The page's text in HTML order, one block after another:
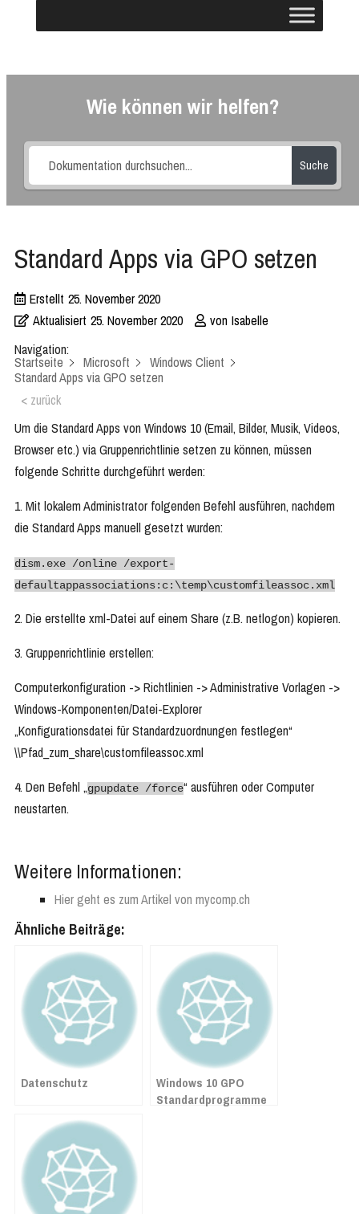
Wie können wir helfen?
Suche
Standard Apps via GPO setzen
Erstellt 25. November 2020
Aktualisiert 25. November 2020 von Isabelle
Navigation:
Startseite Microsoft
Windows Client
Standard Apps via GPO setzen
< zurück
Um die Standard Apps von Windows 10 (Email, Bilder, Musik, Videos,
Browser etc.) via Gruppenrichtlinie setzen zu können, müssen
folgende Schritte durchgeführt werden:
1. Mit lokalem Administrator folgenden Befehl ausführen, nachdem
die Standard Apps manuell gesetzt wurden:
dism.exe /online /export-
defaultappassociations:c:\temp\customfileassoc.xml
2. Die erstellte xml-Datei auf einem Share (z.B. netlogon) kopieren.
3. Gruppenrichtlinie erstellen:
Computerkonfiguration -> Richtlinien -> Administrative Vorlagen ->
Windows-Komponenten/Datei-Explorer
„Konfigurationsdatei für Standardzuordnungen festlegen“
\\Pfad_zum_share\customfileassoc.xml
4. Den Befehl „gpupdate /force“ ausführen oder Computer
neustarten.
Weitere Informationen:
Hier geht es zum Artikel von mycomp.ch
Ähnliche Beiträge:
Datenschutz
Windows 10 GPO
Standardprogramme